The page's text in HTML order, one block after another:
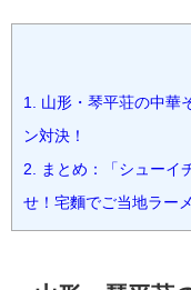
1. 山形・琴平荘の中華
ン対決！
2. まとめ：「シューイ
せ！宅麵でご当地ラー